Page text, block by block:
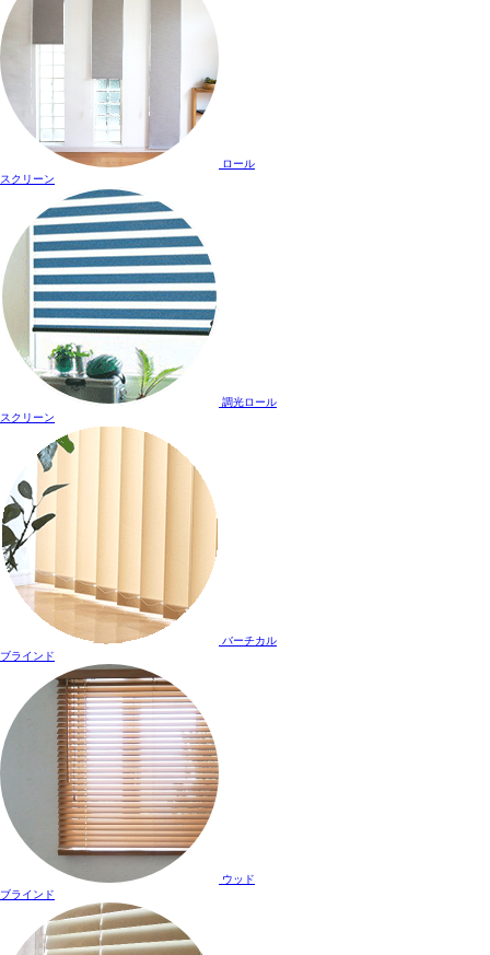
ロール
スクリーン
調光ロール
スクリーン
バーチカル
ブラインド
ウッド
ブラインド